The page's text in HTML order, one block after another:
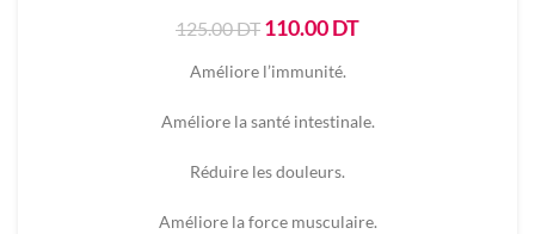
125.00DT Le
initial
125.00
110.00DTLe
110.00
Améliore l’immunité.
Améliore la santé intestinale.
Réduire les douleurs.
Améliore la force musculaire.